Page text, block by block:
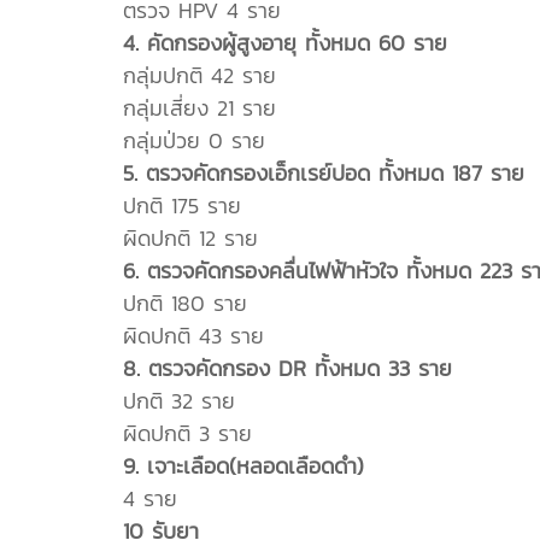
ตรวจ HPV 4 ราย
4. คัดกรองผู้สูงอายุ ทั้งหมด 60 ราย
กลุ่มปกติ 42 ราย
กลุ่มเสี่ยง 21 ราย
กลุ่มป่วย 0 ราย
5. ตรวจคัดกรองเอ็กเรย์ปอด ทั้งหมด 187 ราย
ปกติ 175 ราย
ผิดปกติ 12 ราย
6. ตรวจคัดกรองคลื่นไฟฟ้าหัวใจ ทั้งหมด 223 ร
ปกติ 180 ราย
ผิดปกติ 43 ราย
8. ตรวจคัดกรอง DR ทั้งหมด 33 ราย
ปกติ 32 ราย
ผิดปกติ 3 ราย
9. เจาะเลือด(หลอดเลือดดำ)
4 ราย
10 รับยา